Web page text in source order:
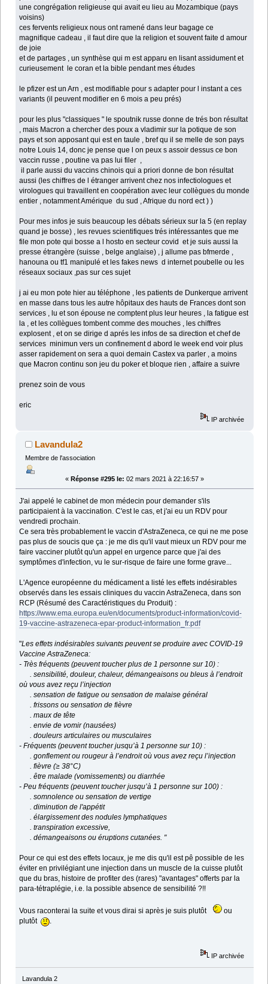
une congrégation religieuse qui avait eu lieu au Mozambique (pays
voisins)
ces fervents religieux nous ont ramené dans leur bagage ce
magnifique cadeau , il faut dire que la religion et souvent faite d amour
de joie
et de partages , un synthèse qui m est apparu en lisant assidument et
curieusement le coran et la bible pendant mes études
le pfizer est un Arn , est modifiable pour s adapter pour l instant a ces
variants (il peuvent modifier en 6 mois a peu prés)
pour les plus "classiques " le spoutnik russe donne de trés bon résultat
, mais Macron a chercher des poux a vladimir sur la potique de son
pays et son apposant qui est en taule , bref qu il se melle de son pays
notre Louis 14, donc je pense que l on peux s assoir dessus ce bon
vaccin russe , poutine va pas lui filer ,
il parle aussi du vaccins chinois qui a priori donne de bon résultat
aussi (les chiffres de l étranger arrivent chez nos infectiologues et
virologues qui travaillent en coopération avec leur collègues du monde
entier , notamment Amérique du sud , Afrique du nord ect ) )
Pour mes infos je suis beaucoup les débats sérieux sur la 5 (en replay
quand je bosse) , les revues scientifiques trés intéressantes que me
file mon pote qui bosse a l hosto en secteur covid et je suis aussi la
presse étrangère (suisse , belge anglaise) , j allume pas bfmerde ,
hanouna ou tf1 manipulé et les fakes news d internet poubelle ou les
réseaux sociaux ,pas sur ces sujet
j ai eu mon pote hier au téléphone , les patients de Dunkerque arrivent
en masse dans tous les autre hôpitaux des hauts de Frances dont son
services , lu et son épouse ne comptent plus leur heures , la fatigue est
la , et les collègues tombent comme des mouches , les chiffres
explosent , et on se dirige d aprés les infos de sa direction et chef de
services minimun vers un confinement d abord le week end voir plus
asser rapidement on sera a quoi demain Castex va parler , a moins
que Macron continu son jeu du poker et bloque rien , affaire a suivre
prenez soin de vous
eric
IP archivée
Lavandula2
Membre de l'association
« Réponse #295 le: 02 mars 2021 à 22:16:57 »
J'ai appelé le cabinet de mon médecin pour demander s'ils
participaient à la vaccination. C'est le cas, et j'ai eu un RDV pour
vendredi prochain.
Ce sera très probablement le vaccin d'AstraZeneca, ce qui ne me pose
pas plus de soucis que ça : je me dis qu'il vaut mieux un RDV pour me
faire vacciner plutôt qu'un appel en urgence parce que j'ai des
symptômes d'infection, vu le sur-risque de faire une forme grave...
L'Agence européenne du médicament a listé les effets indésirables
observés dans les essais cliniques du vaccin AstraZeneca, dans son
RCP (Résumé des Caractéristiques du Produit) :
https://www.ema.europa.eu/en/documents/product-information/covid-
19-vaccine-astrazeneca-epar-product-information_fr.pdf
"Les effets indésirables suivants peuvent se produire avec COVID-19
Vaccine AstraZeneca:
- Très fréquents (peuvent toucher plus de 1 personne sur 10) :
. sensibilité, douleur, chaleur, démangeaisons ou bleus à l’endroit
où vous avez reçu l’injection
. sensation de fatigue ou sensation de malaise général
. frissons ou sensation de fièvre
. maux de tête
. envie de vomir (nausées)
. douleurs articulaires ou musculaires
- Fréquents (peuvent toucher jusqu’à 1 personne sur 10) :
. gonflement ou rougeur à l’endroit où vous avez reçu l’injection
. fièvre (≥ 38°C)
. être malade (vomissements) ou diarrhée
- Peu fréquents (peuvent toucher jusqu’à 1 personne sur 100) :
. somnolence ou sensation de vertige
. diminution de l'appétit
. élargissement des nodules lymphatiques
. transpiration excessive,
. démangeaisons ou éruptions cutanées. "
Pour ce qui est des effets locaux, je me dis qu'il est pê possible de les
éviter en privilégiant une injection dans un muscle de la cuisse plutôt
que du bras, histoire de profiter des (rares) "avantages" offerts par la
para-tétraplégie, i.e. la possible absence de sensibilité ?!!
Vous raconterai la suite et vous dirai si après je suis plutôt
ou
plutôt
.
IP archivée
Lavandula 2